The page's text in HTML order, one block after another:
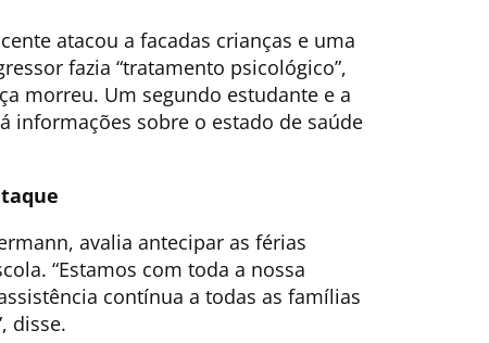
atacou a facadas crianças e uma
fazia “tratamento psicológico”,
morreu. Um segundo estudante e a
informações sobre o estado de saúde
avalia antecipar as férias
“Estamos com toda a nossa
contínua a todas as famílias
disse.